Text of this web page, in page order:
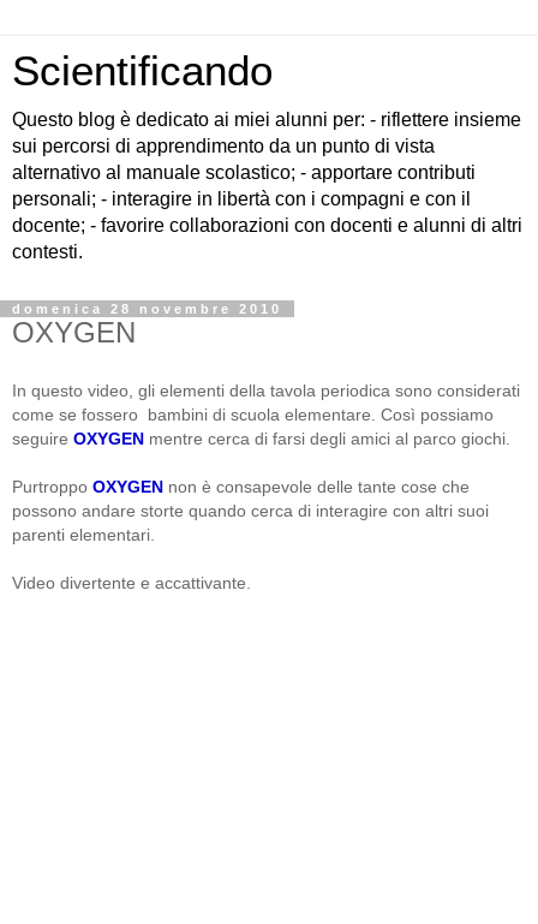
Scientificando
Questo blog è dedicato ai miei alunni per: - riflettere insieme
sui percorsi di apprendimento da un punto di vista
alternativo al manuale scolastico; - apportare contributi
personali; - interagire in libertà con i compagni e con il
docente; - favorire collaborazioni con docenti e alunni di altri
contesti.
domenica 28 novembre 2010
OXYGEN
In questo video, gli elementi della tavola periodica sono considerati
come se fossero bambini di scuola elementare. Così possiamo
seguire OXYGEN mentre cerca di farsi degli amici al parco giochi.
Purtroppo OXYGEN non è consapevole delle tante cose che
possono andare storte quando cerca di interagire con altri suoi
parenti elementari.
Video divertente e accattivante.